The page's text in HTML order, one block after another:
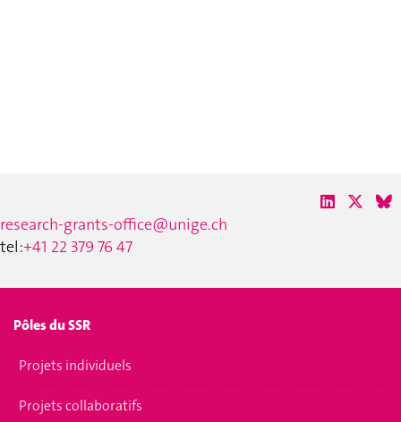
research-grants-office@unige.ch
tel:+41 22 379 76 47
Pôles du SSR
Projets individuels
Projets collaboratifs